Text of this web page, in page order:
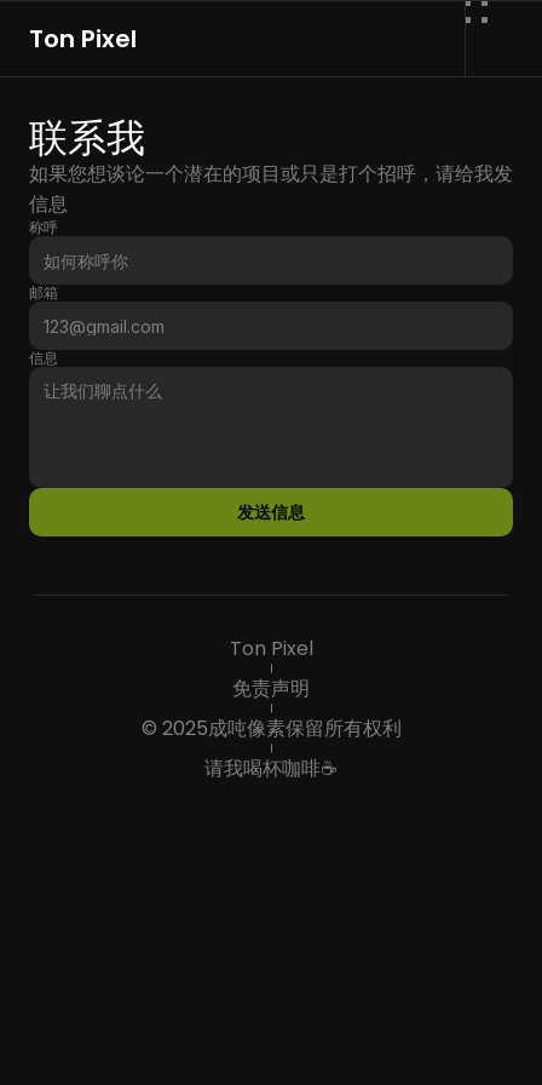
联系我
如果您想谈论一个潜在的项目或只是打个招呼，请给我发
信息
称呼
邮箱
信息
发送信息
Ton Pixel
免责声明
© 2025成吨像素保留所有权利
请我喝杯咖啡☕️
Ton Pixel
首页
博客
作品
有趣的小实验
书籍推荐